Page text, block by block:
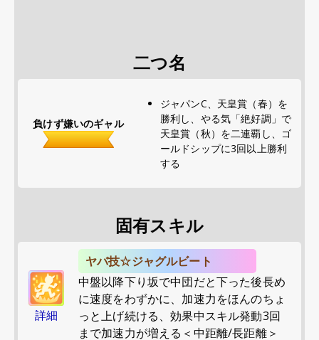
二つ名
負けず嫌いのギャル
ジャパンC、天皇賞（春）を
勝利し、やる気「絶好調」で
天皇賞（秋）を二連覇し、ゴ
ールドシップに3回以上勝利
する
固有スキル
詳細
ヤバ技☆ジャグルビート
中盤以降下り坂で中団だと下った後長め
に速度をわずかに、加速力をほんのちょ
っと上げ続ける、効果中スキル発動3回
まで加速力が増える＜中距離/長距離＞